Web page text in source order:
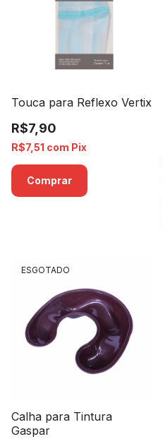
Touca para Reflexo Vertix
R$7,90
R$7,51 com Pix
ESGOTADO
Calha para Tintura
Gaspar